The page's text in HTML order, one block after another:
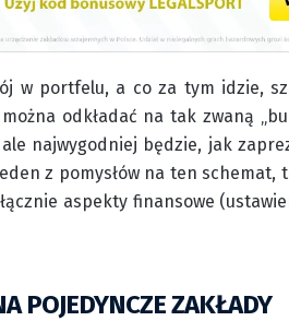
w portfelu, a co za tym idzie,
odkładać na tak zwaną
najwygodniej będzie, jak
z pomysłów na ten schemat,
aspekty finansowe
POJEDYNCZE ZAKŁADY